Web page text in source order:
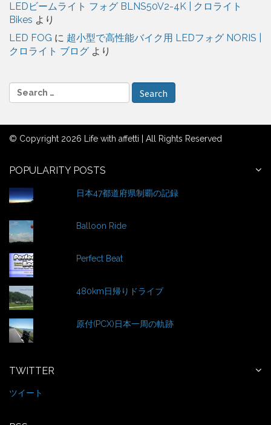
LEDビームライト フォグ BLNS50V2-4K | クロライト
Bikes より
LED FOG に 超小型で高性能バイク用 LEDフォグ NORIS |
クロライト ブログ より
S
e
r
c
f
r
© Copyright 2026 Life with affetti | All Rights Reserved
POPULARITY POSTS
日本47都道府県制覇の記録
Balloon Ride
Perfect Beat
480km日帰りドライブ
原付(PCX)日本一周の軌跡
TWITTER
ツイート